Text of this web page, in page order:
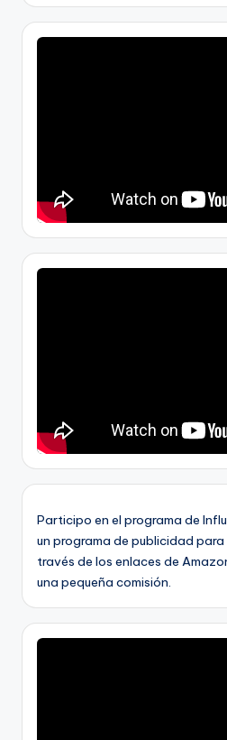
Participo en el programa de
un programa de publicidad
través de los enlaces de
una pequeña comisión.